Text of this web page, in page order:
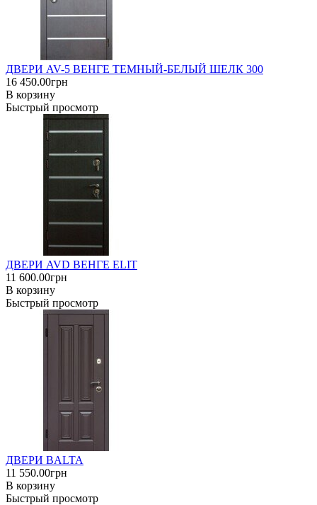
ДВЕРИ AV-5 ВЕНГЕ ТЕМНЫЙ-БЕЛЫЙ ШЕЛК 300
16 450.00грн
В корзину
Быстрый просмотр
ДВЕРИ AVD ВЕНГЕ ELIT
11 600.00грн
В корзину
Быстрый просмотр
ДВЕРИ BALTA
11 550.00грн
В корзину
Быстрый просмотр